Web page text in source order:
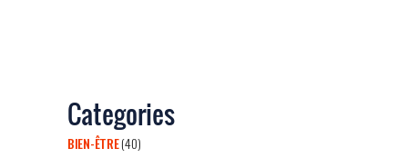
Categories
BIEN-ÊTRE(40)